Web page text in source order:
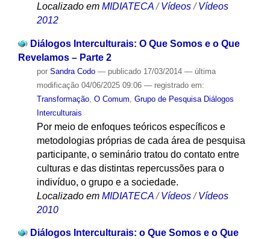
Localizado em MIDIATECA /Vídeos /Vídeos
2012
Diálogos Interculturais: O Que Somos e o Que
Revelamos – Parte 2
por Sandra Codo — publicado17/03/2014 — última
modificação04/06/2025 09:06 — registrado em:
Transformação, O Comum Grupo de Pesquisa Diálogos
Interculturais
Por meio de enfoques teóricos específicos e
metodologias próprias de cada área de pesquisa
participante, o seminário tratou do contato entre
culturas e das distintas repercussões para o
indivíduo, o grupo e a sociedade.
Localizado em MIDIATECA /Vídeos /Vídeos
2010
Diálogos Interculturais: o Que Somos e o Que